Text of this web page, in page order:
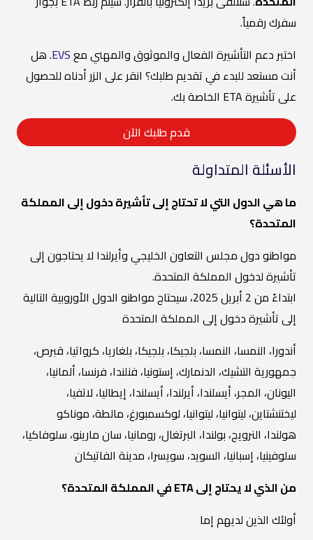
سفرك رقمياً.
اختبر دعم التأشيرة الفعال والموثوق والمهني معEVS. هل
أنت مستعد للبدء في تقديم طلبك؟ انقر على الزر أدناه للحصول
على تأشيرة ETA الخاصة بك.
قدم طلبك الآن
الأسئلة المتداولة
ما هي الدول التي لا تحتاج إلى تأشيرة دخول إلى المملكة
المتحدة؟
مواطنو دول مجلس التعاون الخليجي وأيرلندا لا يحتاجون إلى
تأشيرة لدخول المملكة المتحدة.
ابتداءً من 2 أبريل 2025، سيحتاج مواطنو الدول الأوروبية التالية
إلى تأشيرة دخول إلى المملكة المتحدة
أندورا، النمسا، النمسا، بلجيكا، بلجيكا، بلغاريا، كرواتيا، قبرص،
جمهورية التشيك، الدنمارك، إستونيا، فنلندا، فرنسا، ألمانيا،
اليونان، المجر، أيسلندا، أيرلندا، أيسلندا، إيطاليا، لاتفيا،
ليختنشتاين، ليتوانيا، ليتوانيا، لوكسمبورغ، مالطة، موناكو
هولندا، النرويج، بولندا، البرتغال، رومانيا، سان مارينو، سلوفاكيا،
سلوفينيا، إسبانيا، السويد، سويسرا، مدينة الفاتيكان
من الذي لا يحتاج إلى ETA في المملكة المتحدة؟
أولئك الذين لديهم إما